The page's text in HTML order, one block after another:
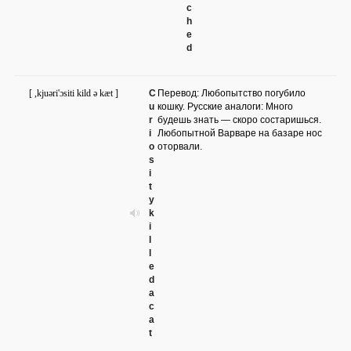
c
h
e
d
C
u
r
i
o
s
i
t
y
k
i
e
d
a
c
a
t
[ ,kjuəri'ɔsiti kild ə kæt ]
Перевод: Любопытство погубило
кошку. Русские аналоги: Много
будешь знать — скоро состаришься.
Любопытной Варваре на базаре нос
оторвали.